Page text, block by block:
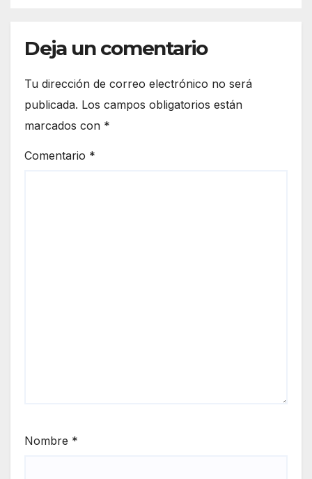
Deja un comentario
Tu dirección de correo electrónico no será
publicada. Los campos obligatorios están
marcados con *
Comentario *
Nombre *